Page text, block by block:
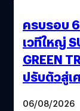
ครบรอบ 6
เวทีใหญ่
GREEN
ปรับตัวสู่เ
06/08/2026